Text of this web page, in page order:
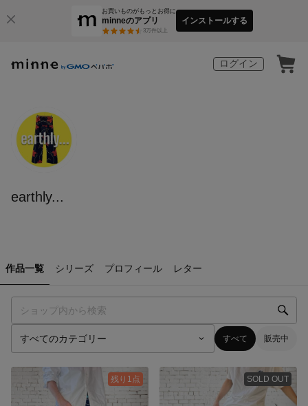
お買いものがもっとお得に
minneのアプリ
3万件以上
インストールする
ログイン
earthly...
作品一覧 シリーズ プロフィール レター
すべて 販売中
残り1点 SOLD OUT